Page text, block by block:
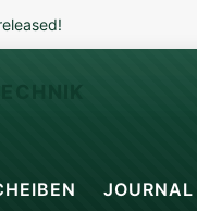
JOURNAL